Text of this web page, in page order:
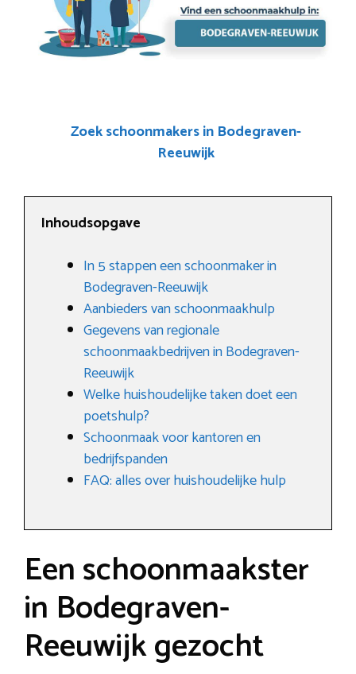
Zoek schoonmakers in Bodegraven-
Reeuwijk
Inhoudsopgave
In 5 stappen een schoonmaker in
Bodegraven-Reeuwijk
Aanbieders van schoonmaakhulp
Gegevens van regionale
schoonmaakbedrijven in Bodegraven-
Reeuwijk
Welke huishoudelijke taken doet een
poetshulp?
Schoonmaak voor kantoren en
bedrijfspanden
FAQ: alles over huishoudelijke hulp
Een schoonmaakster
in Bodegraven-
Reeuwijk gezocht